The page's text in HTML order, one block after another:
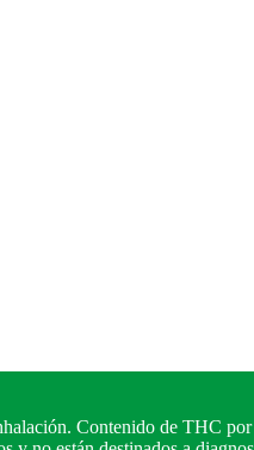
Contenido de THC